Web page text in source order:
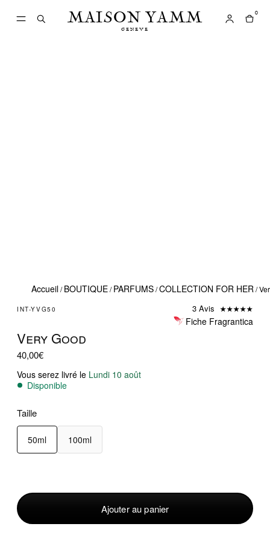
Accueil/BOUTIQUE/PARFUMS/COLLECTION FOR HER /
INT-YVG50 3 Avis
Fiche Fragrantica
Very Good
40,00€
Vous serez livré le Lundi 10 août
Disponible
Taille
50ml 100ml
de
Very
Good
Ajouter au panier
MAISON YAMM
GENEVE
0